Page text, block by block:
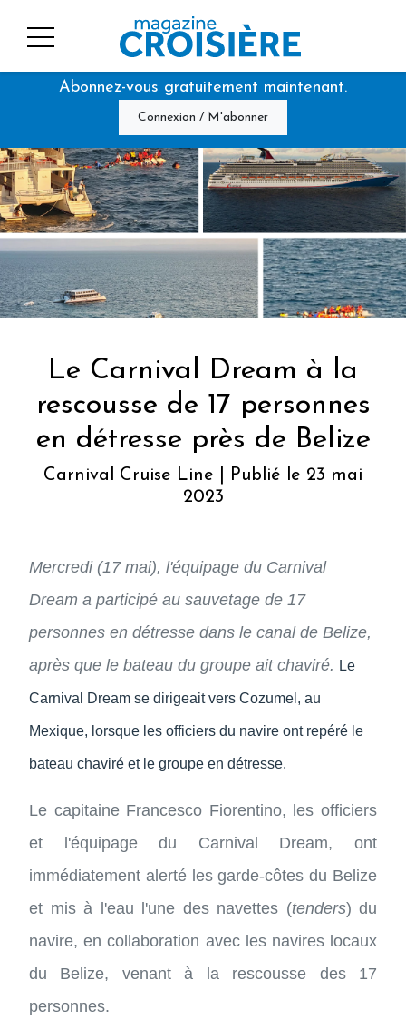
Abonnez-vous gratuitement maintenant.
Connexion / M'abonner
Le Carnival Dream à la
rescousse de 17 personnes
en détresse près de Belize
Carnival Cruise Line | Publié le 23 mai
2023
Mercredi (17 mai), l'équipage du Carnival
Dream a participé au sauvetage de 17
personnes en détresse dans le canal de Belize,
après que le bateau du groupe ait chaviré. Le
Carnival Dream se dirigeait vers Cozumel, au
Mexique, lorsque les officiers du navire ont repéré le
bateau chaviré et le groupe en détresse.
Le capitaine Francesco Fiorentino, les officiers
et l'équipage du Carnival Dream, ont
immédiatement alerté les garde-côtes du Belize
et mis à l'eau l'une des navettes (tenders) du
navire, en collaboration avec les navires locaux
du Belize, venant à la rescousse des 17
personnes.